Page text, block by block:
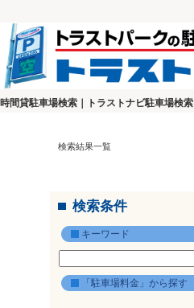
時間貸駐車場検索｜トラストナビ駐車場検索
検索結果一覧
検索条件
キーワード
「駐車場料金」から探す